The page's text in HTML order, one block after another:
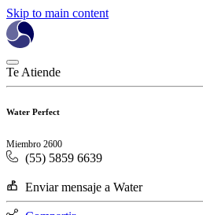
Skip to main content
Te Atiende
Water Perfect
Miembro 2600
(55) 5859 6639
Enviar mensaje a Water